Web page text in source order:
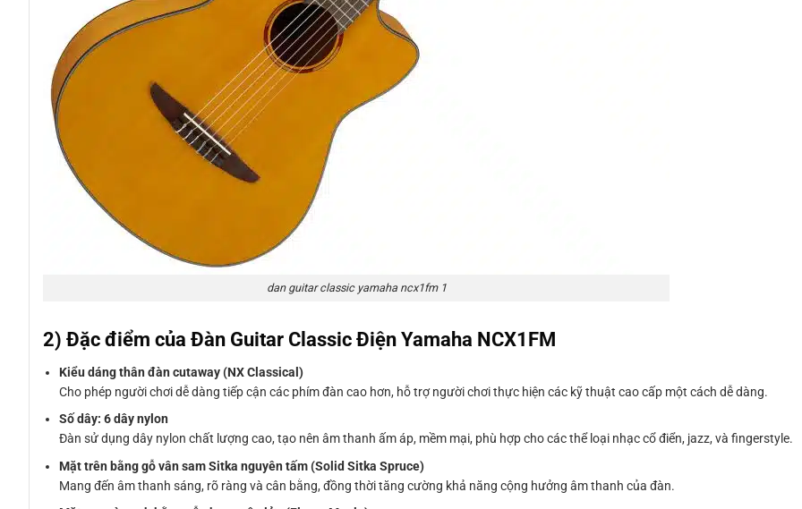
dan guitar classic yamaha ncx1fm 1
2) Đặc điểm của Đàn Guitar Classic Điện Yamaha NCX1FM
Kiểu dáng thân đàn cutaway (NX Classical)
Cho phép người chơi dễ dàng tiếp cận các phím đàn cao hơn, hỗ trợ người chơi thực hiện các kỹ thuật cao cấp một cách dễ dàng.
Số dây: 6 dây nylon
Đàn sử dụng dây nylon chất lượng cao, tạo nên âm thanh ấm áp, mềm mại, phù hợp cho các thể loại nhạc cổ điển, jazz, và fingerstyle.
Mặt trên bằng gỗ vân sam Sitka nguyên tấm (Solid Sitka Spruce)
Mang đến âm thanh sáng, rõ ràng và cân bằng, đồng thời tăng cường khả năng cộng hưởng âm thanh của đàn.